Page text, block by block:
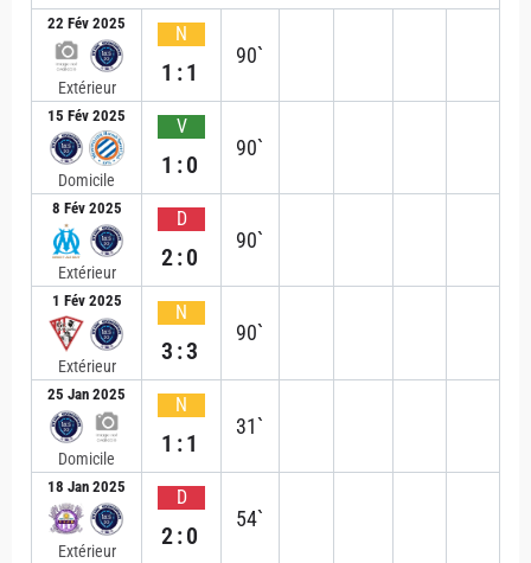
22 Fév 2025
Extérieur
N
1:1
90`
15 Fév 2025
Domicile
V
1:0
90`
8 Fév 2025
Extérieur
D
2:0
90`
1 Fév 2025
Extérieur
N
3:3
90`
25 Jan 2025
Domicile
N
1:1
31`
18 Jan 2025
Extérieur
D
2:0
54`